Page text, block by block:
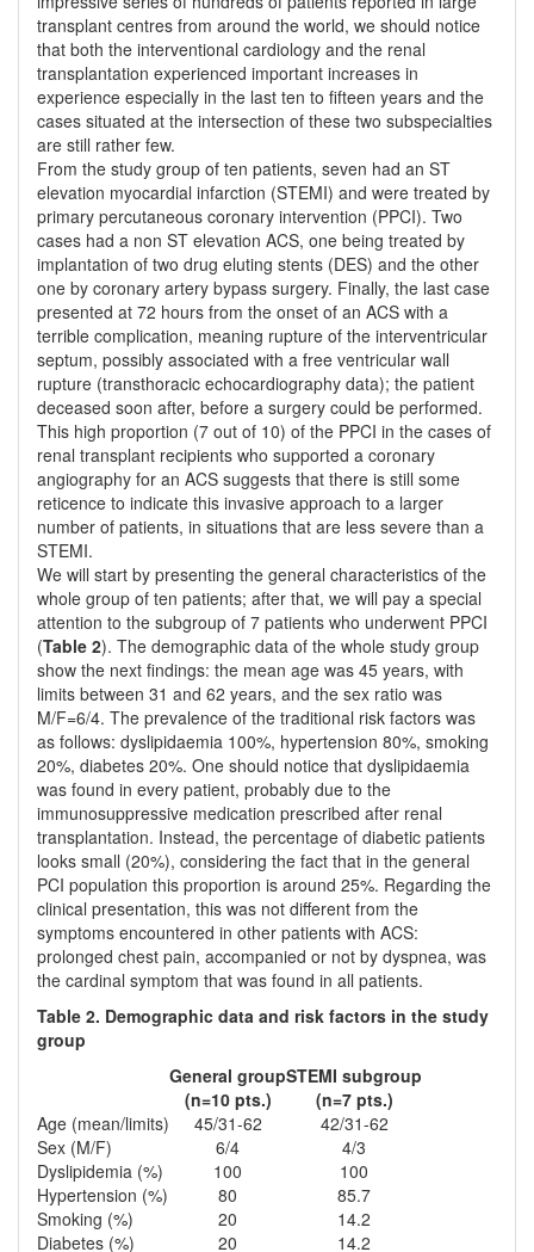
transplant centres from around the world, we should notice
that both the interventional cardiology and the renal
transplantation experienced important increases in
experience especially in the last ten to fifteen years and the
cases situated at the intersection of these two subspecialties
are still rather few.
From the study group of ten patients, seven had an ST
elevation myocardial infarction (STEMI) and were treated by
primary percutaneous coronary intervention (PPCI). Two
cases had a non ST elevation ACS, one being treated by
implantation of two drug eluting stents (DES) and the other
one by coronary artery bypass surgery. Finally, the last case
presented at 72 hours from the onset of an ACS with a
terrible complication, meaning rupture of the interventricular
septum, possibly associated with a free ventricular wall
rupture (transthoracic echocardiography data); the patient
deceased soon after, before a surgery could be performed.
This high proportion (7 out of 10) of the PPCI in the cases of
renal transplant recipients who supported a coronary
angiography for an ACS suggests that there is still some
reticence to indicate this invasive approach to a larger
number of patients, in situations that are less severe than a
STEMI.
We will start by presenting the general characteristics of the
whole group of ten patients; after that, we will pay a special
attention to the subgroup of 7 patients who underwent PPCI
(Table 2). The demographic data of the whole study group
show the next findings: the mean age was 45 years, with
limits between 31 and 62 years, and the sex ratio was
M/F=6/4. The prevalence of the traditional risk factors was
as follows: dyslipidaemia 100%, hypertension 80%, smoking
20%, diabetes 20%. One should notice that dyslipidaemia
was found in every patient, probably due to the
immunosuppressive medication prescribed after renal
transplantation. Instead, the percentage of diabetic patients
looks small (20%), considering the fact that in the general
PCI population this proportion is around 25%. Regarding the
clinical presentation, this was not different from the
symptoms encountered in other patients with ACS:
prolonged chest pain, accompanied or not by dyspnea, was
the cardinal symptom that was found in all patients.
Table 2. Demographic data and risk factors in the study
group
General group
(n=10 pts.)
STEMI subgroup
(n=7 pts.)
Age (mean/limits)
45/31-62
42/31-62
Sex (M/F)
6/4
4/3
Dyslipidemia (%)
100
100
Hypertension (%)
80
85.7
Smoking (%)
20
14.2
Diabetes (%)
20 14.2